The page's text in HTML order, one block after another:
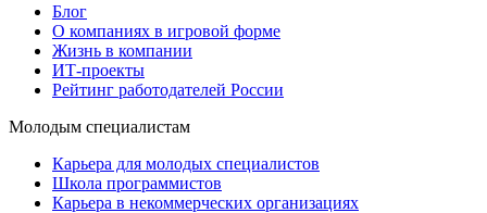
Блог
О компаниях в игровой форме
Жизнь в компании
ИТ-проекты
Рейтинг работодателей России
Молодым специалистам
Карьера для молодых специалистов
Школа программистов
Карьера в некоммерческих организациях